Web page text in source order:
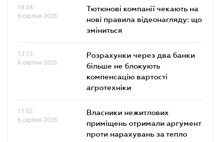
14.04
6 серпня 2026
Тютюнові компанії чекають на
нові правила відеонагляду: що
зміниться
13.13
6 серпня 2026
Розрахунки через два банки
більше не блокують
компенсацію вартості
агротехніки
11.02
6 серпня 2026
Власники нежитлових
приміщень отримали аргумент
проти нарахувань за тепло